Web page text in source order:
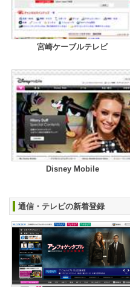
宮崎ケーブルテレビ
Disney Mobile
通信・テレビの新着登録